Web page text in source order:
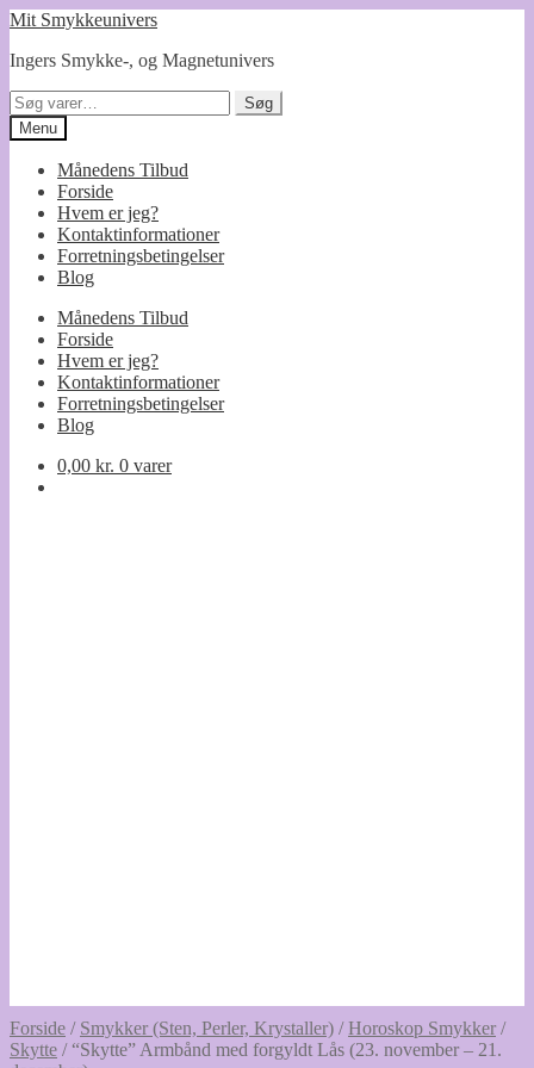
Spring
navigation
Spring
indhold
Mit Smykkeunivers
Ingers Smykke-, og Magnetunivers
Søg
efter:
Søg
Menu
Månedens Tilbud
Forside
Hvem er jeg?
Kontaktinformationer
Forretningsbetingelser
Blog
Månedens Tilbud
Forside
Hvem er jeg?
Kontaktinformationer
Forretningsbetingelser
Blog
0,00 kr. 0 varer
Forside / Smykker (Sten, Perler, Krystaller) /Horoskop Smykker /
Skytte / “Skytte” Armbånd med forgyldt Lås (23. november – 21.